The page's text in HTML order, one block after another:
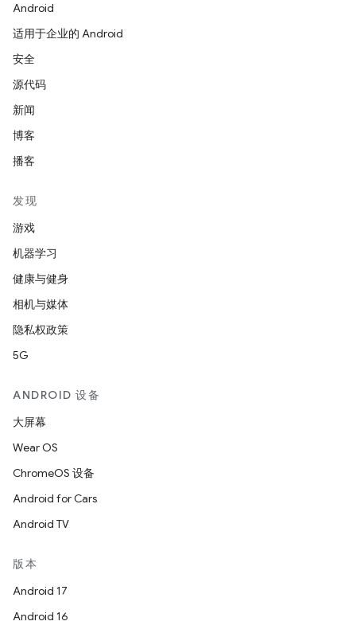
Android
适用于企业的 Android
安全
源代码
新闻
博客
播客
发现
游戏
机器学习
健康与健身
相机与媒体
隐私权政策
5G
ANDROID 设备
大屏幕
Wear OS
ChromeOS 设备
Android for Cars
Android TV
版本
Android 17
Android 16